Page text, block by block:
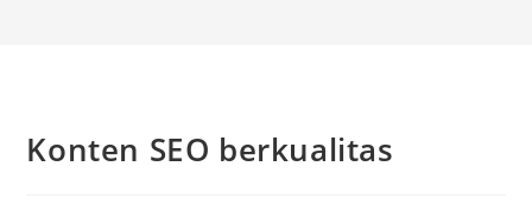
Konten SEO berkualitas